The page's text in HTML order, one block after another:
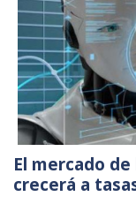
El mercado
crecerá a